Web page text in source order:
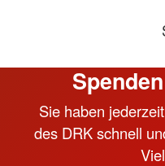
Sie haben
des DRK schnell